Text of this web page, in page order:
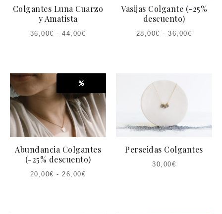
Colgantes Luna Cuarzo
y Amatista
36,00€ -44,00€
Vasijas Colgante (-25%
descuento)
28,00€ -36,00€
%
Abundancia Colgantes
(-25% descuento)
20,00€ -26,00€
Perseidas Colgantes
30,00€